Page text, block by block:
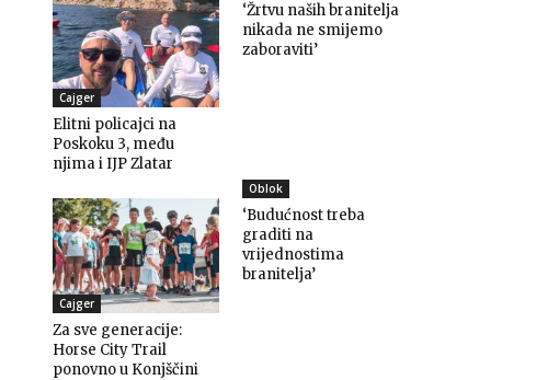
Cajger
Elitni policajci na
Poskoku 3, među
njima i IJP Zlatar
‘Žrtvu naših branitelja
nikada ne smijemo
zaboraviti’
Cajger
Za sve generacije:
Horse City Trail
ponovno u Konjščini
Oblok
‘Budućnost treba
graditi na
vrijednostima
branitelja’